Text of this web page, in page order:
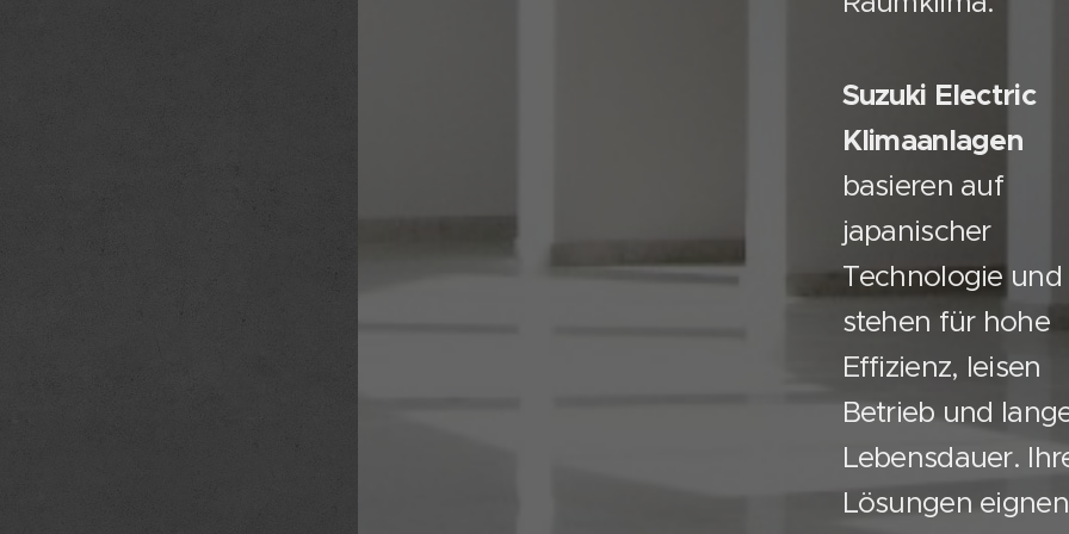
Suzuki Electric
Klimaanlagen
basieren auf
japanischer
Technologie und
stehen für hohe
Effizienz, leisen
Betrieb und
Lebensdauer.
Lösungen eignen